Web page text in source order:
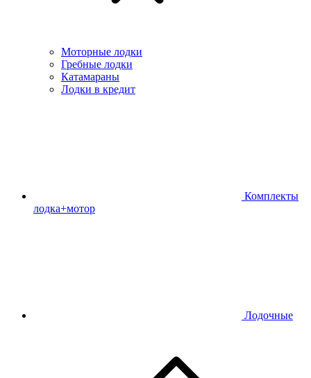
Моторные лодки
Гребные лодки
Катамараны
Лодки в кредит
Комплекты
лодка+мотор
Лодочные